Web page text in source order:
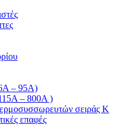
– 95A)
– 800A )
σειράς Κ
επαφές